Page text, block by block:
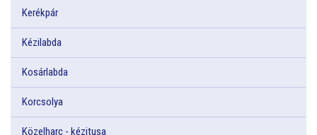
Kerékpár
Kézilabda
Kosárlabda
Korcsolya
Közelharc - kézitusa